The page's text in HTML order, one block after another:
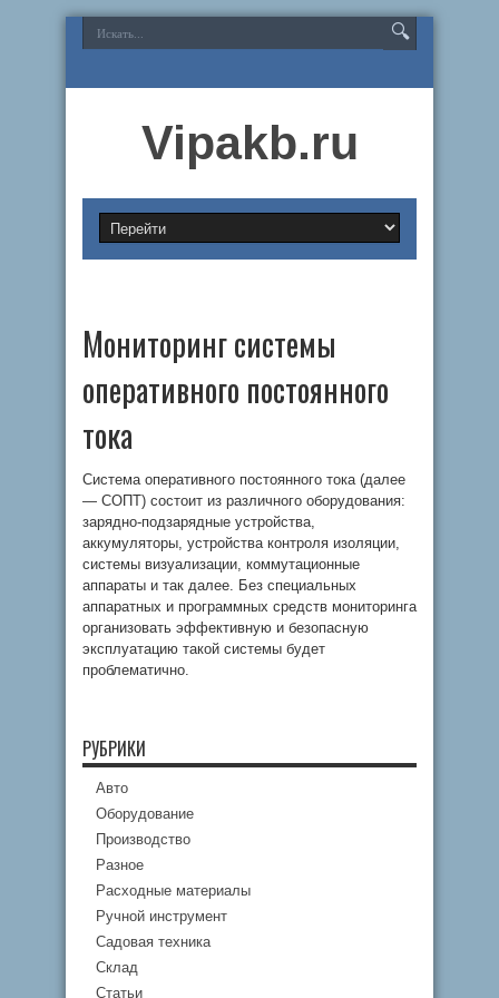
Vipakb.ru
Мониторинг системы
оперативного постоянного
тока
Система оперативного постоянного тока (далее
— СОПТ) состоит из различного оборудования:
зарядно-подзарядные устройства,
аккумуляторы, устройства контроля изоляции,
системы визуализации, коммутационные
аппараты и так далее. Без специальных
аппаратных и программных средств мониторинга
организовать эффективную и безопасную
эксплуатацию такой системы будет
проблематично.
РУБРИКИ
Авто
Оборудование
Производство
Разное
Расходные материалы
Ручной инструмент
Садовая техника
Склад
Статьи